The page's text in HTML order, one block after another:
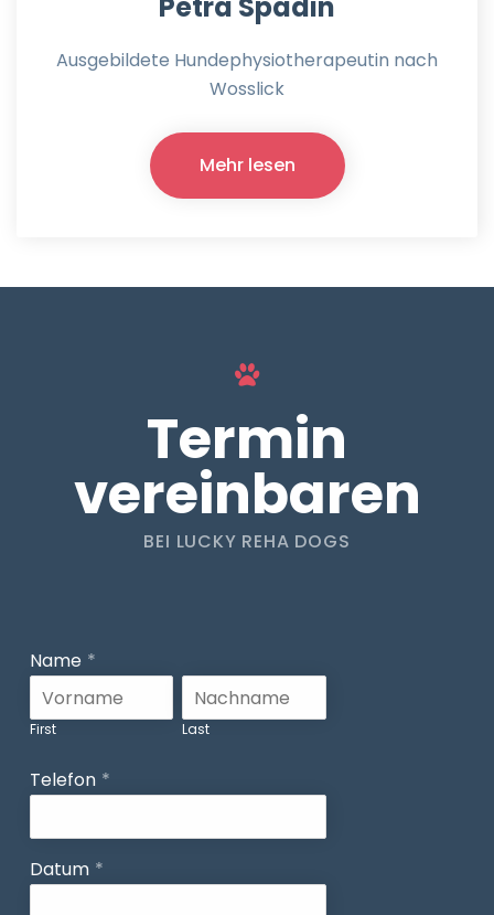
Petra Spadin
Ausgebildete Hundephysiotherapeutin nach
Wosslick
Mehr lesen
Termin
vereinbaren
BEI LUCKY REHA DOGS
Name *
First Last
Telefon *
Datum *